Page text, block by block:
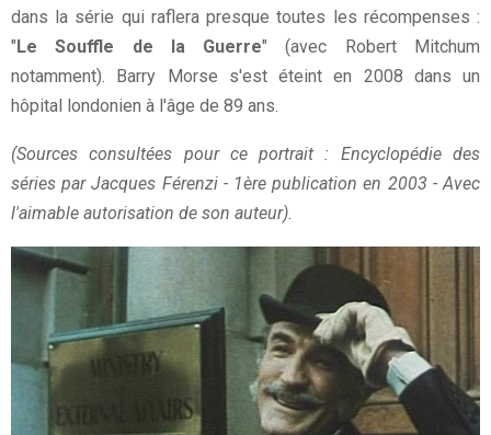
dans la série qui raflera presque toutes les récompenses :
" Le Souffle de la Guerre" (avec Robert Mitchum
notamment). Barry Morse s'est éteint en 2008 dans un
hôpital londonien à l'âge de 89 ans.
(Sources consultées pour ce portrait : Encyclopédie des
séries par Jacques Férenzi - 1ère publication en 2003 - Avec
l'aimable autorisation de son auteur).